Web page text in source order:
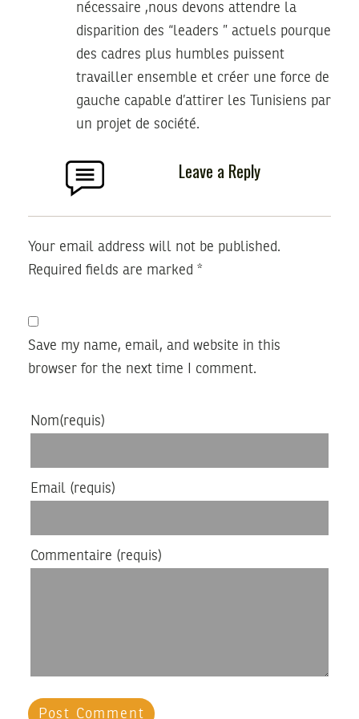
nécessaire ,nous devons attendre la
disparition des “leaders ” actuels pourque
des cadres plus humbles puissent
travailler ensemble et créer une force de
gauche capable d’attirer les Tunisiens par
un projet de société.
Leave a Reply
Your email address will not be published.
Required fields are marked *
Save my name, email, and website in this
browser for the next time I comment.
Nom(requis)
Email (requis)
Commentaire (requis)